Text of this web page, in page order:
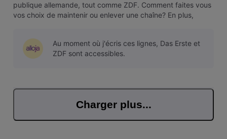
publique allemande, tout comme ZDF. Comment faites vous
vos choix de maintenir ou enlever une chaîne? En plus,
Au moment où j'écris ces lignes, Das Erste et
ZDF sont accessibles.
Charger plus...